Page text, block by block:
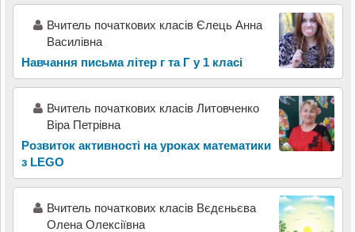
Вчитель початкових класів Єлець Анна
Василівна
Навчання письма літер г та Г у 1 класі
Вчитель початкових класів Литовченко
Віра Петрівна
Розвиток активності на уроках математики
з LEGO
Вчитель початкових класів Вєдєньєва
Олена Олексіївна